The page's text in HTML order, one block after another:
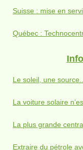
Suisse : mise en
Québec :
Le soleil, une
La voiture solaire
La plus grande
Extraire du pétrole